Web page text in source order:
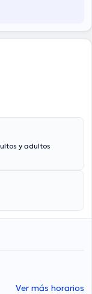
y adultos
Ver más horarios